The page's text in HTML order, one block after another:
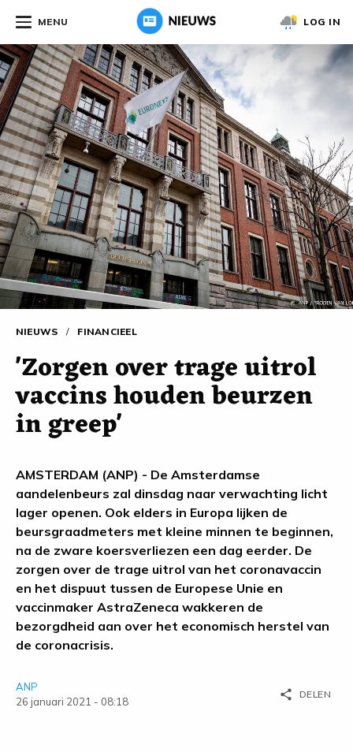
MENU LOG IN
NIEUWS / FINANCIEEL
'Zorgen over trage uitrol
vaccins houden beurzen
in greep'
AMSTERDAM (ANP) - De Amsterdamse
aandelenbeurs zal dinsdag naar verwachting licht
lager openen. Ook elders in Europa lijken de
beursgraadmeters met kleine minnen te beginnen,
na de zware koersverliezen een dag eerder. De
zorgen over de trage uitrol van het coronavaccin
en het dispuut tussen de Europese Unie en
vaccinmaker AstraZeneca wakkeren de
bezorgdheid aan over het economisch herstel van
de coronacrisis.
ANP
26 januari 2021 - 08:18
share DELEN